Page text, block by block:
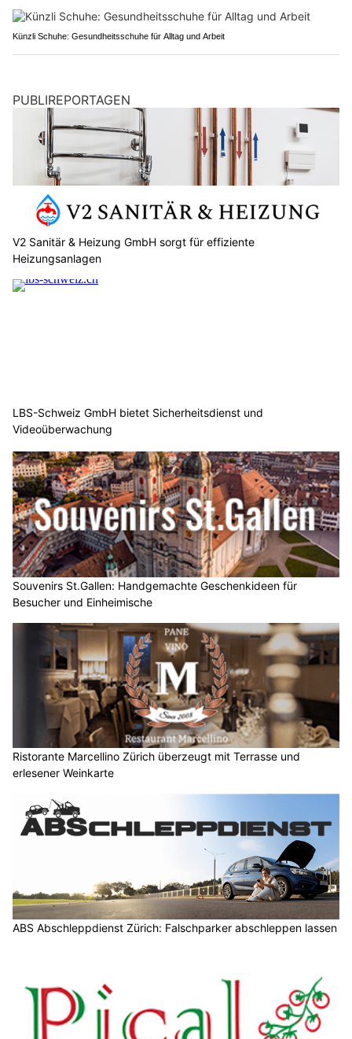
Künzli Schuhe: Gesundheitsschuhe für Alltag und Arbeit
PUBLIREPORTAGEN
V2 Sanitär & Heizung GmbH sorgt für effiziente
Heizungsanlagen
LBS-Schweiz GmbH bietet Sicherheitsdienst und
Videoüberwachung
Souvenirs St.Gallen: Handgemachte Geschenkideen für
Besucher und Einheimische
Ristorante Marcellino Zürich überzeugt mit Terrasse und
erlesener Weinkarte
ABS Abschleppdienst Zürich: Falschparker abschleppen lassen